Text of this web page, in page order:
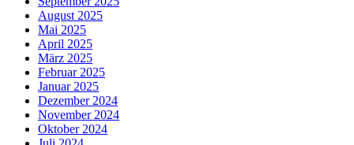
August 2025
Mai 2025
April 2025
März 2025
Februar 2025
Januar 2025
Dezember 2024
November 2024
Oktober 2024